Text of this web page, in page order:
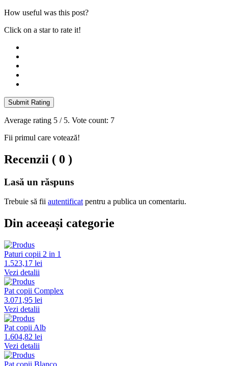
How useful was this post?
Click on a star to rate it!
Submit Rating
Average rating 5 / 5. Vote count: 7
Fii primul care votează!
Recenzii ( 0 )
Lasă un răspuns
Trebuie să fii autentificat pentru a publica un comentariu.
Din aceeași categorie
Paturi copii 2 in 1
1.523,17 lei
Vezi detalii
Pat copii Complex
3.071,95 lei
Vezi detalii
Pat copii Alb
1.604,82 lei
Vezi detalii
Pat copii Blanco